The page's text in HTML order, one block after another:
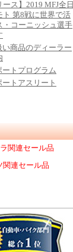
ース】2019 MFJ全日
ト 第8戦に世界で活
・コーニッシュ選手
い商品のディーラー
ートプログラム
トアスリート
関連セール品
関連セール品